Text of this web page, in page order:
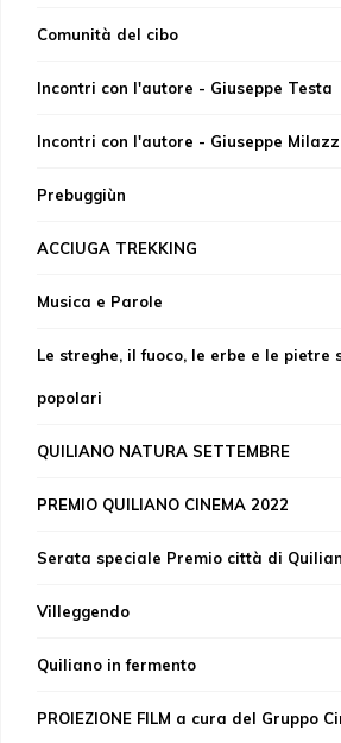
Comunità del cibo
Incontri con l'autore - Giuseppe Testa
Incontri con l'autore - Giuseppe
Prebuggiùn
ACCIUGA TREKKING
Musica e Parole
Le streghe, il fuoco, le erbe e le pietre
popolari
QUILIANO NATURA SETTEMBRE
PREMIO QUILIANO CINEMA 2022
Serata speciale Premio città di
Villeggendo
Quiliano in fermento
PROIEZIONE FILM a cura del Gruppo